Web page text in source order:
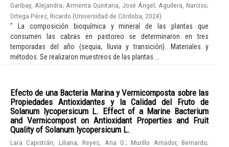
Garibay, Alejandra; Armenta Quintana, José Ángel; Aguilera, Narciso;
Ortega Pérez, Ricardo (Universidad de Córdoba 2024)
" La composición bioquímica y mineral de las plantas que
consumen las cabras en pastoreo se determinaron en tres
temporadas del año (sequia, lluvia y transición). Materiales y
métodos. Se realizaron muestreos de las plantas ...
Efecto de una Bacteria Marina y Vermicomposta sobre las
Propiedades Antioxidantes y la Calidad del Fruto de
Solanum lycopersicum L. Effect of a Marine Bacterium
and Vermicompost on Antioxidant Properties and Fruit
Quality of Solanum lycopersicum L.
Lara Capistrán, Liliana;Reyes, Ana G. ;Murillo Amador, Bernardo;